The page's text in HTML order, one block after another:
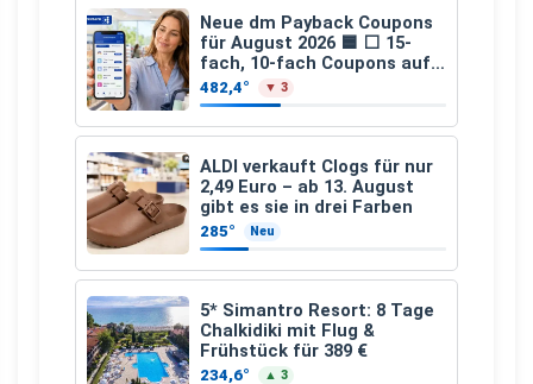
Neue dm Payback Coupons
für August 2026 🟦 ⬜ 15-
fach, 10-fach Coupons auf
den gesamten Einkauf ab 2
€
482,4° ▼ 3
ALDI verkauft Clogs für nur
2,49 Euro – ab 13. August
gibt es sie in drei Farben
285° Neu
5* Simantro Resort: 8 Tage
Chalkidiki mit Flug &
Frühstück für 389 €
234,6° ▲ 3